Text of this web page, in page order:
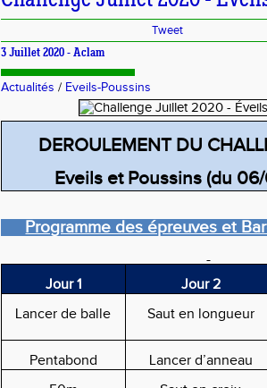
Tweet
3 Juillet 2020 - Aclam
Actualités / Eveils-Poussins
DEROULEMENT DU
Eveils et Poussins (du
Programme des épreuves et
Jour 1
Jour 2
Lancer de balle
Saut en longueur
Pentabond
Lancer d’anneau